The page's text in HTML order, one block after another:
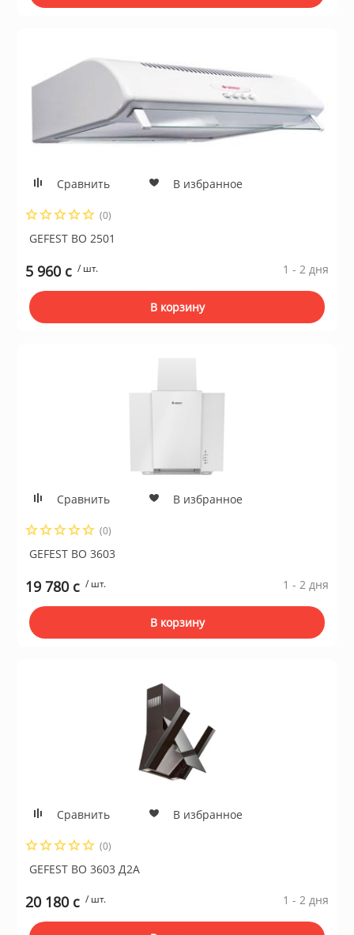
Сравнить В избранное
(0)
GEFEST ВО 2501
5 960 c / шт. 1 - 2 дня
В корзину
Сравнить В избранное
(0)
GEFEST ВО 3603
19 780 c / шт. 1 - 2 дня
В корзину
Сравнить В избранное
(0)
GEFEST ВО 3603 Д2А
20 180 c / шт. 1 - 2 дня